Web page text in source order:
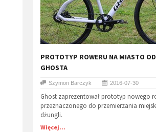
PROTOTYP ROWERU NA MIASTO OD
GHOSTA
Szymon Barczyk 2016-07-30
Ghost zaprezentował prototyp nowego
przeznaczonego do przemierzania
dżungli.
Więcej...